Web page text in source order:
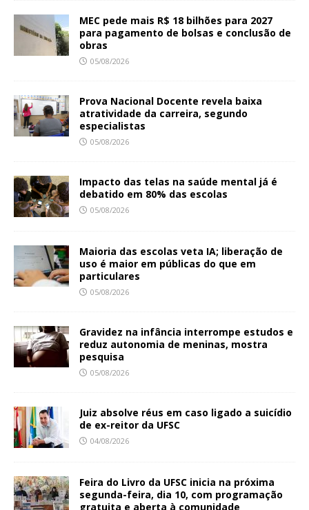
MEC pede mais R$ 18 bilhões para 2027
para pagamento de bolsas e conclusão de
obras
05/08/2026
Prova Nacional Docente revela baixa
atratividade da carreira, segundo
especialistas
05/08/2026
Impacto das telas na saúde mental já é
debatido em 80% das escolas
05/08/2026
Maioria das escolas veta IA; liberação de
uso é maior em públicas do que em
particulares
05/08/2026
Gravidez na infância interrompe estudos e
reduz autonomia de meninas, mostra
pesquisa
05/08/2026
Juiz absolve réus em caso ligado a suicídio
de ex-reitor da UFSC
04/08/2026
Feira do Livro da UFSC inicia na próxima
segunda-feira, dia 10, com programação
gratuita e aberta à comunidade